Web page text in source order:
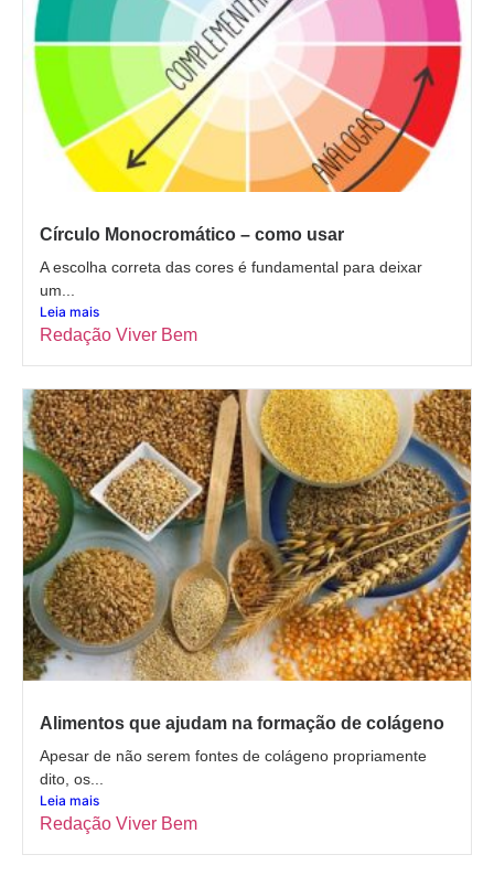
Círculo Monocromático – como usar
A escolha correta das cores é fundamental para deixar
um...
Leia mais
Redação Viver Bem
Alimentos que ajudam na formação de colágeno
Apesar de não serem fontes de colágeno propriamente
dito, os...
Leia mais
Redação Viver Bem